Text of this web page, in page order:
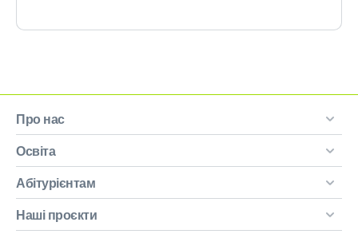
Про нас
Освіта
Абітурієнтам
Наші проєкти